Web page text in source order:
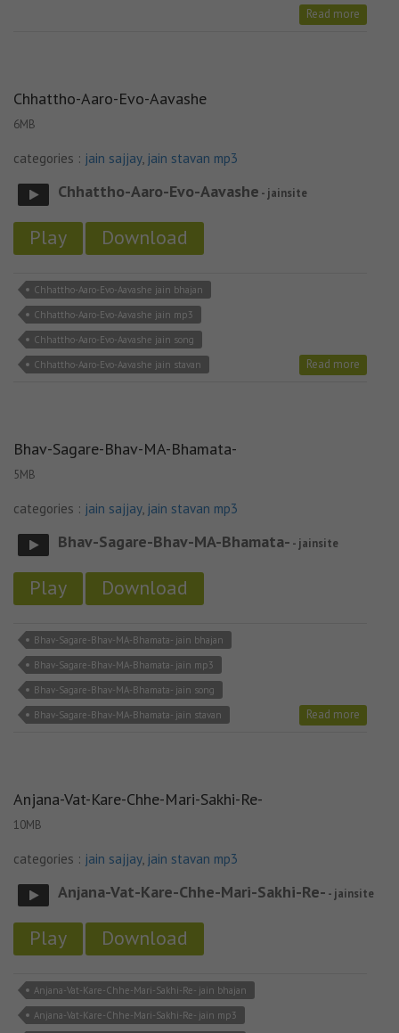
Read more
Chhattho-Aaro-Evo-Aavashe
6MB
categories : jain sajjay, jain stavan mp3
Chhattho-Aaro-Evo-Aavashe - jainsite
Play Download
Chhattho-Aaro-Evo-Aavashe jain bhajan
Chhattho-Aaro-Evo-Aavashe jain mp3
Chhattho-Aaro-Evo-Aavashe jain song
Chhattho-Aaro-Evo-Aavashe jain stavan
Read more
Bhav-Sagare-Bhav-MA-Bhamata-
5MB
categories : jain sajjay, jain stavan mp3
Bhav-Sagare-Bhav-MA-Bhamata- - jainsite
Play Download
Bhav-Sagare-Bhav-MA-Bhamata- jain bhajan
Bhav-Sagare-Bhav-MA-Bhamata- jain mp3
Bhav-Sagare-Bhav-MA-Bhamata- jain song
Bhav-Sagare-Bhav-MA-Bhamata- jain stavan
Read more
Anjana-Vat-Kare-Chhe-Mari-Sakhi-Re-
10MB
categories : jain sajjay, jain stavan mp3
Anjana-Vat-Kare-Chhe-Mari-Sakhi-Re- - jainsite
Play Download
Anjana-Vat-Kare-Chhe-Mari-Sakhi-Re- jain bhajan
Anjana-Vat-Kare-Chhe-Mari-Sakhi-Re- jain mp3